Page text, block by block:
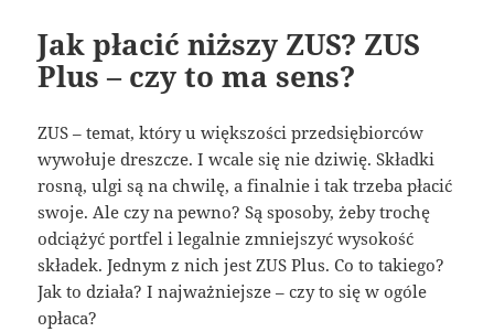
Jak płacić niższy ZUS? ZUS
Plus – czy to ma sens?
ZUS – temat, który u większości przedsiębiorców
wywołuje dreszcze. I wcale się nie dziwię. Składki
rosną, ulgi są na chwilę, a finalnie i tak trzeba płacić
swoje. Ale czy na pewno? Są sposoby, żeby trochę
odciążyć portfel i legalnie zmniejszyć wysokość
składek. Jednym z nich jest ZUS Plus. Co to takiego?
Jak to działa? I najważniejsze – czy to się w ogóle
opłaca?